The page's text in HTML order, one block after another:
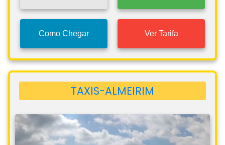
Como Chegar Ver Tarifa
TAXIS-ALMEIRIM